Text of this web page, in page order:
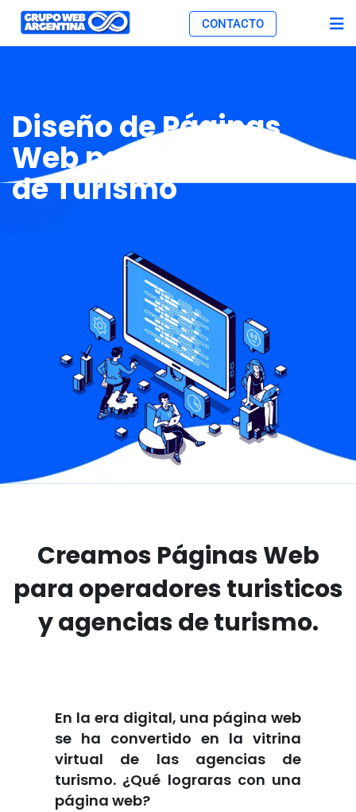
CONTACTO
Diseño de Páginas
Web para Agencias
de Turismo
Creamos Páginas Web
para operadoresturisticos
y agencias de turismo.
En la era digital, una página web
se ha convertido en la vitrina
virtual de las agencias de
turismo. ¿Qué lograras con una
página web?